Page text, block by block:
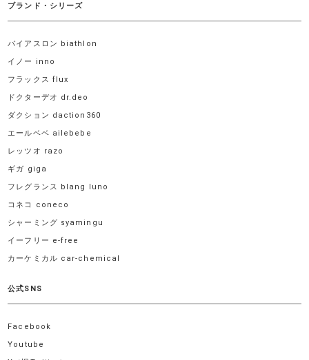
ブランド・シリーズ
バイアスロン biathlon
イノー inno
フラックス flux
ドクターデオ dr.deo
ダクション daction360
エールベベ ailebebe
レッツオ razo
ギガ giga
フレグランス blang luno
コネコ coneco
シャーミング syamingu
イーフリー e-free
カーケミカル car-chemical
公式SNS
Facebook
Youtube